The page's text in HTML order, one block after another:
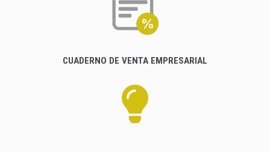
CUADERNO DE VENTA EMPRESARIAL